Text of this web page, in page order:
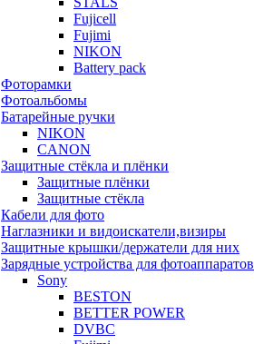
Fujicell
Fujimi
NIKON
Battery pack
Фоторамки
Фотоальбомы
Батарейные ручки
NIKON
CANON
Защитные стёкла и плёнки
Защитные плёнки
Защитные стёкла
Кабели для фото
Наглазники и видоискатели,визиры
Защитные крышки/держатели для них
Зарядные устройства для фотоаппаратов
Sony
BESTON
BETTER POWER
DVBC